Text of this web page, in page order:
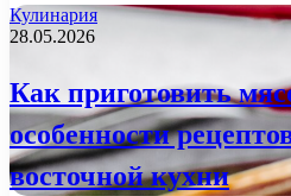
Кулинария
28.05.2026
Как приготовить
особенности
восточной кухни